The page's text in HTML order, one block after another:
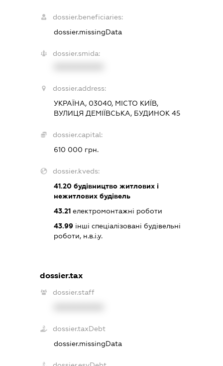
dossier.beneficiaries:
dossier.missingData
dossier.smida:
dossier.address:
УКРАЇНА, 03040, МІСТО КИЇВ,
ВУЛИЦЯ ДЕМІЇВСЬКА, БУДИНОК 45
dossier.capital:
610 000 грн.
dossier.kveds:
41.20 будівництво житлових і
нежитлових будівель
43.21 електромонтажні роботи
43.99 інші спеціалізовані будівельні
роботи, н.в.і.у.
dossier.tax
dossier.staff
dossier.taxDebt
dossier.missingData